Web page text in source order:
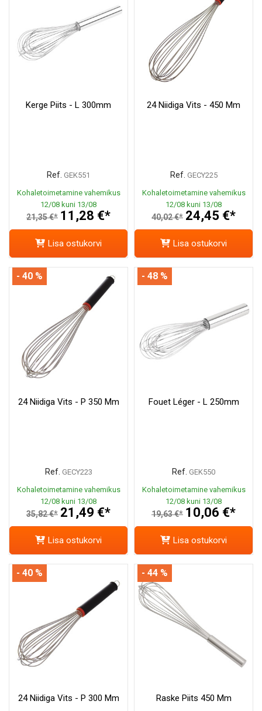
Kerge Piits - L 300mm
Ref. GEK551
Kohaletoimetamine vahemikus
12/08 kuni 13/08
21,35 €* 11,28 €*
Lisa ostukorvi
24 Niidiga Vits - 450 Mm
Ref. GECY225
Kohaletoimetamine vahemikus
12/08 kuni 13/08
40,02 €* 24,45 €*
Lisa ostukorvi
24 Niidiga Vits - P 350 Mm
Ref. GECY223
Kohaletoimetamine vahemikus
12/08 kuni 13/08
35,82 €* 21,49 €*
- 40 %
Lisa ostukorvi
Fouet Léger - L 250mm
Ref. GEK550
Kohaletoimetamine vahemikus
12/08 kuni 13/08
19,63 €* 10,06 €*
- 48 %
Lisa ostukorvi
24 Niidiga Vits - P 300 Mm
- 40 %
Raske Piits 450 Mm
- 44 %